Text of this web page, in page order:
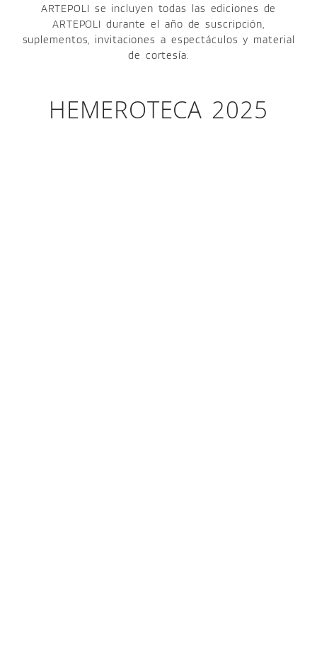
ARTEPOLI se incluyen todas las ediciones de
ARTEPOLI durante el año de suscripción,
suplementos, invitaciones a espectáculos y material
de cortesía.
HEMEROTECA 2025